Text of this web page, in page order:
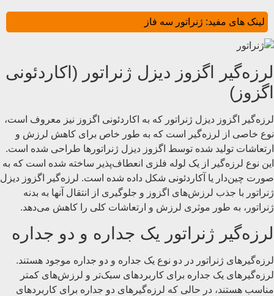
لینک های مفید: ژنراتور سه فاز
لرزه‌گیر اگزوز دیزل ژنراتور (اکاردئونی
اگزوز)
لرزه‌گیر اگزوز دیزل ژنراتور که به اکاردئونی اگزوز نیز معروف است،
نوع خاصی از لرزه‌گیر است که به طور خاص برای کاهش لرزش و
ارتعاشات تولید شده توسط اگزوز دیزل ژنراتورها طراحی شده است.
این نوع لرزه‌گیر از یک لوله فلزی انعطاف‌پذیر ساخته شده است که به
صورت چین‌دار یا آکاردئونی شکل داده شده است. لرزه‌گیر اگزوز دیزل
ژنراتور با جذب لرزش‌های اگزوز و جلوگیری از انتقال آنها به بدنه
ژنراتور، به طور موثری لرزش و ارتعاشات کلی را کاهش می‌دهد.
لرزه‌گیر ژنراتور یک جداره و دو جداره
لرزه‌گیرهای ژنراتور در دو نوع یک جداره و دو جداره موجود هستند.
لرزه‌گیرهای یک جداره برای کاربردهای سبک‌تر و لرزش‌های کمتر
مناسب هستند، در حالی که لرزه‌گیرهای دو جداره برای کاربردهای